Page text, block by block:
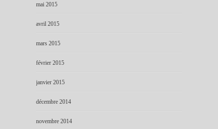
mai 2015
avril 2015
mars 2015
février 2015
janvier 2015
décembre 2014
novembre 2014